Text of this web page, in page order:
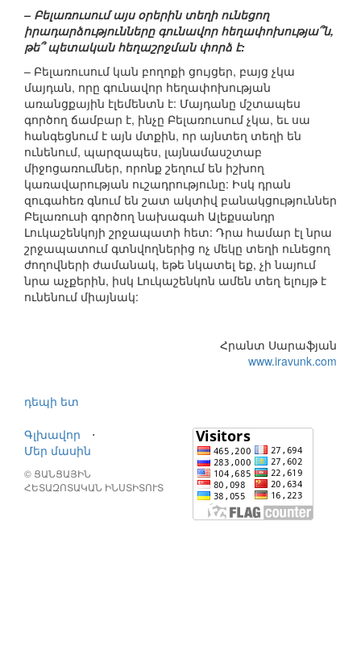
– Բելառուսում այս օրերին տեղի ունեցող
իրադարձությունները գունավոր հեղափոխությա՞ն,
թե՞ պետական հեղաշրջման փորձ է:
– Բելառուսում կան բողոքի ցույցեր, բայց չկա
մայդան, որը գունավոր հեղափոխության
առանցքային էլեմենտն է: Մայդանը մշտապես
գործող ճամբար է, ինչը Բելառուսում չկա, եւ սա
հանգեցնում է այն մտքին, որ այնտեղ տեղի են
ունենում, պարզապես, լայնամասշտաբ
միջոցառումներ, որոնք շեղում են իշխող
կառավարության ուշադրությունը: Իսկ դրան
զուգահեռ գնում են շատ ակտիվ բանակցություններ
Բելառուսի գործող նախագահ Ալեքսանդր
Լուկաշենկոյի շրջապատի հետ: Դրա համար էլ նրա
շրջապատում գտնվողներից ոչ մեկը տեղի ունեցող
ժողովների ժամանակ, եթե նկատել եք, չի նայում
նրա աչքերին, իսկ Լուկաշենկոն ամեն տեղ ելույթ է
ունենում միայնակ:
Հրանտ Սարաֆյան
www.iravunk.com
դեպի ետ
Գլխավոր
⋅
Մեր մասին
© ՑԱՆՑԱՅԻՆ
ՀԵՏԱԶՈՏԱԿԱՆ ԻՆՍՏԻՏՈՒՏ